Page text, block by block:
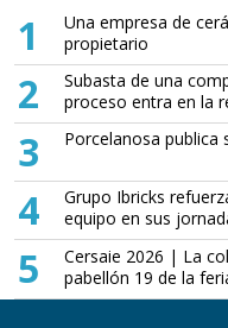
1
Una empresa de
propietario
2
Subasta de una
proceso entra en la
3 Porcelanosa publica
4
Grupo Ibricks
equipo en sus
5
Cersaie 2026 | La
pabellón 19 de la